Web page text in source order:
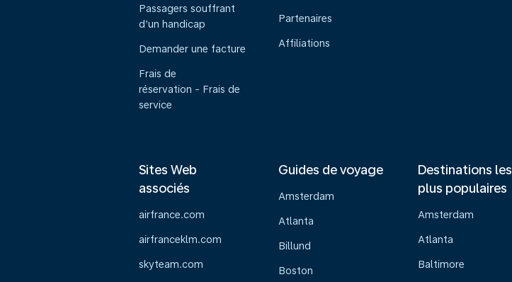
Passagers souffrant
d’un handicap
Demander une facture
Frais de
réservation - Frais de
service
Partenaires
Affiliations
Sites Web
associés
airfrance.com
airfranceklm.com
skyteam.com
Guides de voyage
Amsterdam
Atlanta
Billund
Boston
Destinations les
plus populaires
Amsterdam
Atlanta
Baltimore